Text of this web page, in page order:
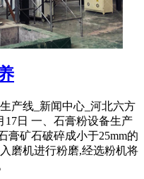
产线_新闻中心_河北六方
17日 一、石膏粉设备生产
膏矿石破碎成小于25mm的
磨机进行粉磨,经选粉机将